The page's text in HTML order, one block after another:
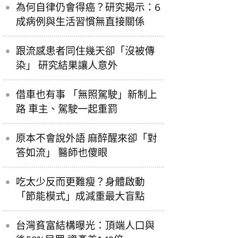
為何自律仍會得癌？研究揭示：6
成病例與生活習慣無直接關係
跟流感患者同住幾天卻「沒被傳
染」 研究結果讓人意外
借車也有事 「無照駕駛」新制上
路 車主、駕駛一起重罰
原本不會說外語 麻醉醒來卻「對
答如流」 醫師也傻眼
吃太少反而更難瘦？身體啟動
「節能模式」成減重最大盲點
台灣貧富結構曝光：頂端人口與